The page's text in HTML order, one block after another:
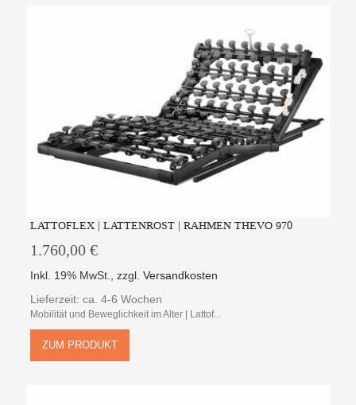
LATTOFLEX | LATTENROST | RAHMEN THEVO 970
1.760,00 €
Inkl. 19% MwSt. ,zzgl.Versandkosten
Lieferzeit: ca. 4-6 Wochen
Mobilität und Beweglichkeit im Alter | Lattof...
ZUM PRODUKT